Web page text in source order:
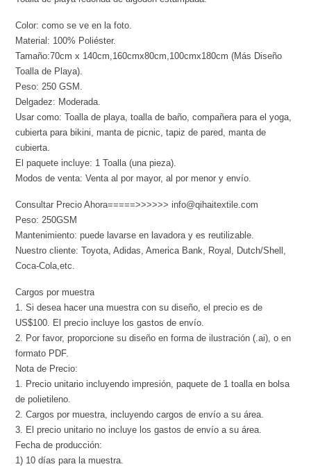
Color: como se ve en la foto.
Material: 100% Poliéster.
Tamaño:70cm x 140cm,160cmx80cm,100cmx180cm (Más Diseño
Toalla de Playa).
Peso: 250 GSM.
Delgadez: Moderada.
Usar como: Toalla de playa, toalla de baño, compañera para el yoga,
cubierta para bikini, manta de picnic, tapiz de pared, manta de
cubierta.
El paquete incluye: 1 Toalla (una pieza).
Modos de venta: Venta al por mayor, al por menor y envío.
Consultar Precio Ahora=====>>>>>> info@qihaitextile.com
Peso: 250GSM
Mantenimiento: puede lavarse en lavadora y es reutilizable.
Nuestro cliente: Toyota, Adidas, America Bank, Royal, Dutch/Shell,
Coca-Cola,etc.
Cargos por muestra
1. Si desea hacer una muestra con su diseño, el precio es de
US$100. El precio incluye los gastos de envío.
2. Por favor, proporcione su diseño en forma de ilustración (.ai), o en
formato PDF.
Nota de Precio:
1. Precio unitario incluyendo impresión, paquete de 1 toalla en bolsa
de polietileno.
2. Cargos por muestra, incluyendo cargos de envío a su área.
3. El precio unitario no incluye los gastos de envío a su área.
Fecha de producción:
1) 10 días para la muestra.